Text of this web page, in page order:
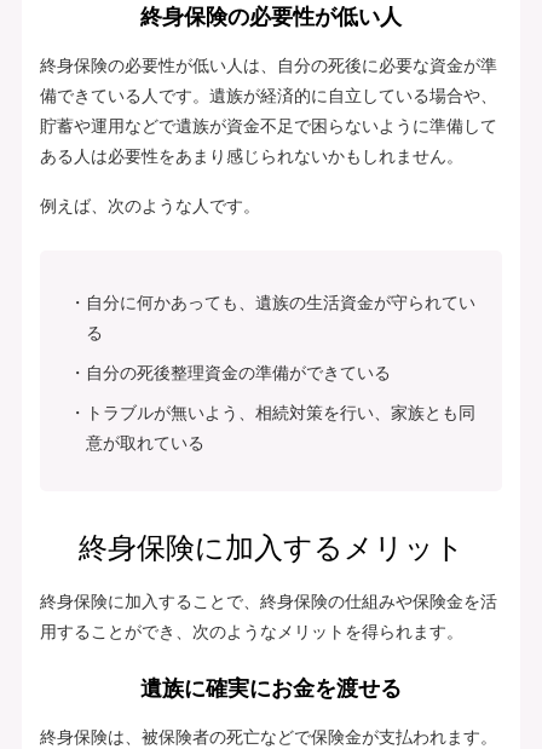
終身保険の必要性が低い人
終身保険の必要性が低い人は、自分の死後に必要な資金が準
備できている人です。遺族が経済的に自立している場合や、
貯蓄や運用などで遺族が資金不足で困らないように準備して
ある人は必要性をあまり感じられないかもしれません。
例えば、次のような人です。
自分に何かあっても、遺族の生活資金が守られてい
る
自分の死後整理資金の準備ができている
トラブルが無いよう、相続対策を行い、家族とも同
意が取れている
終身保険に加入するメリット
終身保険に加入することで、終身保険の仕組みや保険金を活
用することができ、次のようなメリットを得られます。
遺族に確実にお金を渡せる
終身保険は、被保険者の死亡などで保険金が支払われます。